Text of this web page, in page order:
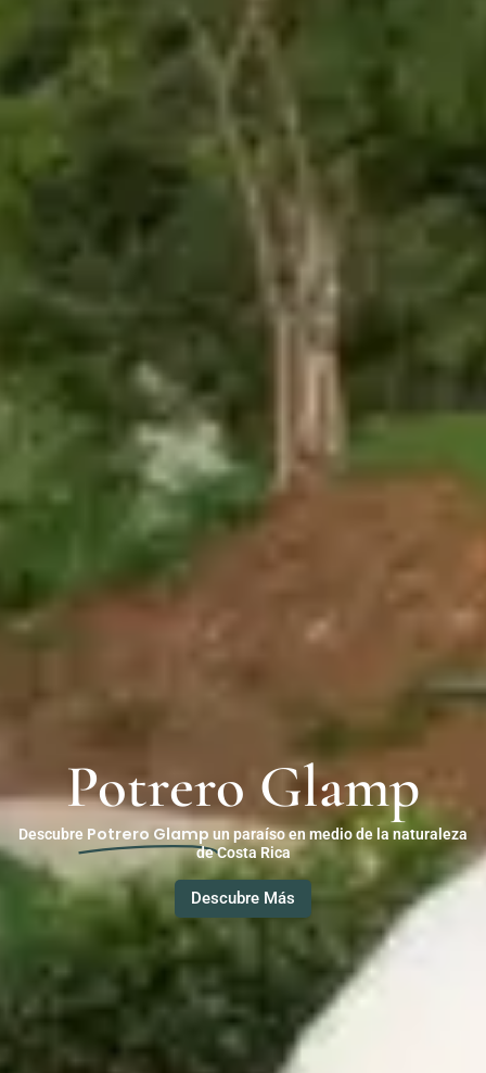
Potrero Glamp
Descubre Potrero Glamp un paraíso en medio de la naturaleza
de Costa Rica
Descubre Más